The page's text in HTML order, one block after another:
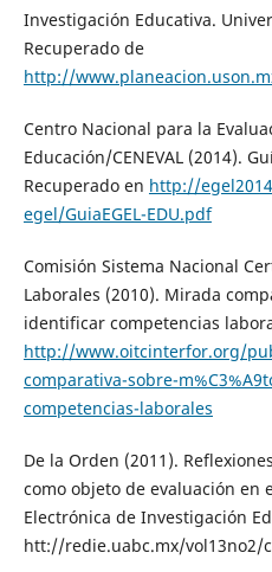
Investigación Educativa.
Recuperado de
http://
Centro Nacional para la
Educación/CENEVAL (2014).
Recuperado en http://
egel/GuiaEGEL-EDU.pdf
Comisión Sistema Nacional
Laborales (2010). Mirada
identificar competencias
http://www.oitcinterfor.org/
comparativa-sobre-
competencias-laborales
De la Orden (2011).
como objeto de evaluación en
Electrónica de Investigación
htt://redie.uabc.mx/vol13no2/